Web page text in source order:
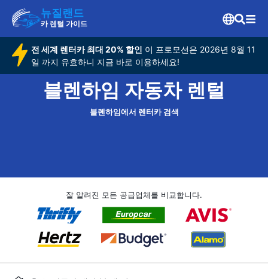
뉴질랜드
카 렌털 가이드
전 세계 렌터카 최대 20% 할인 이 프로모션은 2026년 8월 11
일 까지 유효하니 지금 바로 이용하세요!
블렌하임 자동차 렌털
블렌하임에서 렌터카 검색
잘 알려진 모든 공급업체를 비교합니다.